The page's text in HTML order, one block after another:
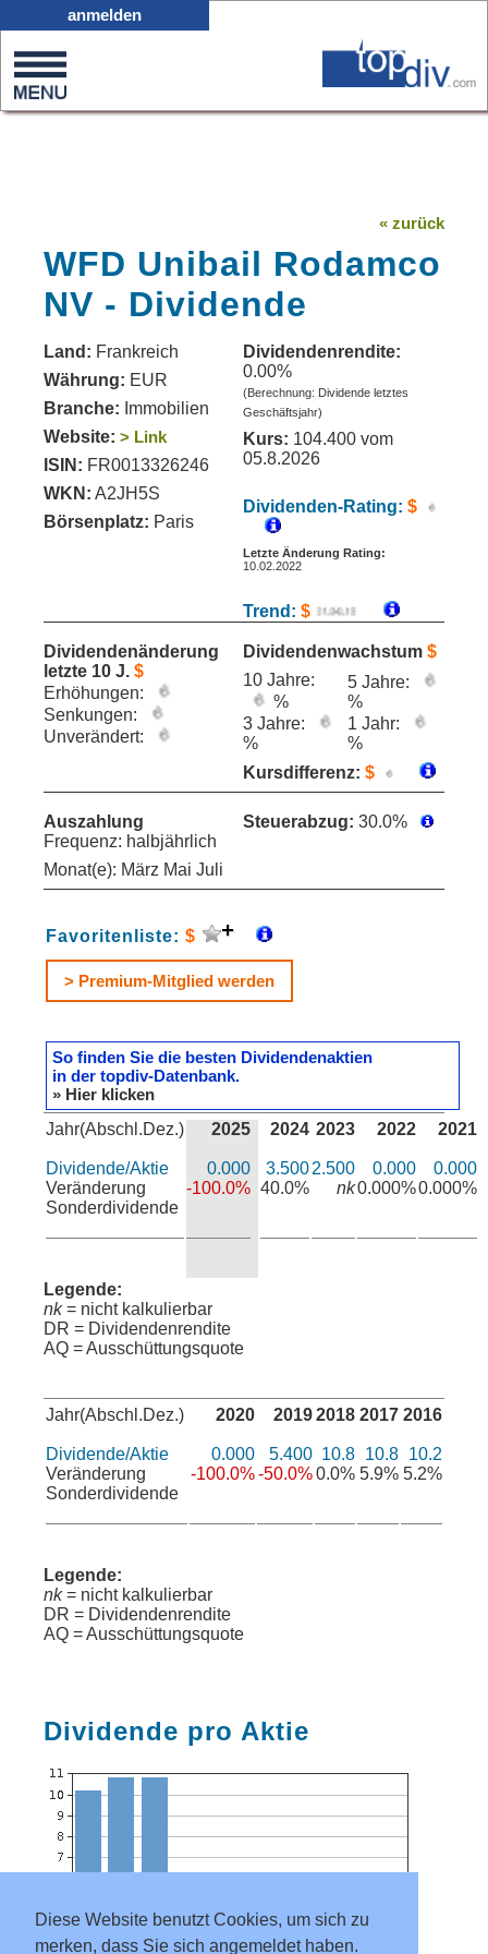
Diese Website benutzt Cookies, um sich zu
merken, dass Sie sich angemeldet haben.
0
on
anmelden
« zurück
WFD Unibail Rodamco
NV - Dividende
Land: Frankreich
Währung: EUR
Branche: Immobilien
Website: > Link
ISIN: FR0013326246
WKN: A2JH5S
Börsenplatz: Paris
Dividendenrendite:
0.00%
(Berechnung: Dividende letztes
Geschäftsjahr)
Kurs: 104.400 vom
05.8.2026
Dividenden-Rating: $
Letzte Änderung Rating:
10.02.2022
Trend: $
Dividendenänderung
letzte 10 J. $
Erhöhungen:
Senkungen:
Unverändert:
Dividendenwachstum $
10 Jahre:
%
5 Jahre:
%
3 Jahre:
%
1 Jahr:
%
Kursdifferenz: $
Auszahlung
Frequenz: halbjährlich
Monat(e): März Mai Juli
Steuerabzug: 30.0%
Favoritenliste: $
> Premium-Mitglied werden
So finden Sie die besten Dividendenaktien
in der topdiv-Datenbank.
» Hier klicken
Jahr(Abschl.Dez.)
Dividende/Aktie
Veränderung
Sonderdividende
2025
0.000
-100.0%
2024
3.500
40.0%
2023
2.500
nk
2022
0.000
0.000%
2021
0.000
0.000%
Legende:
nk= nicht kalkulierbar
DR = Dividendenrendite
AQ = Ausschüttungsquote
Jahr(Abschl.Dez.)
Dividende/Aktie
Veränderung
Sonderdividende
2020
0.000
-100.0%
2019
5.400
-50.0%
2018
10.8
0.0%
2017
10.8
5.9%
2016
10.2
5.2%
Legende:
nk= nicht kalkulierbar
DR = Dividendenrendite
AQ = Ausschüttungsquote
Dividende pro Aktie